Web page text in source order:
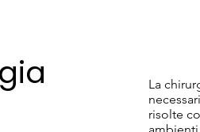
La
risolte